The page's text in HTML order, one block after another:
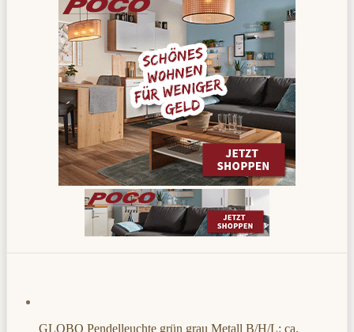
GLOBO Pendelleuchte grün grau Metall B/H/L: ca.